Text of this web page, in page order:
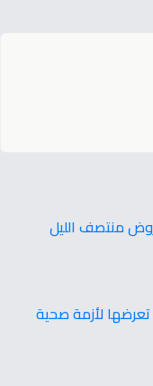
لأزمة صحية